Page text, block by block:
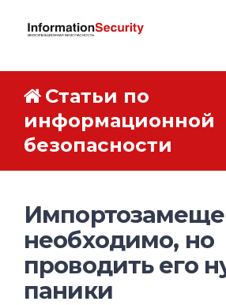
Статьи по
информационной
безопасности
необходимо, но
проводить его
паники